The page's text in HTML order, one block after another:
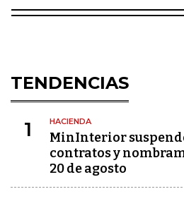
TENDENCIAS
1 HACIENDA
MinInterior
contratos y
20 de agosto